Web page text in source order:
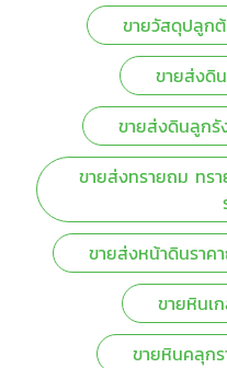
ขายวัสดุปลูก
ขายส่งดิ
ขายส่งดินลูกรั
ขายส่งทรายถม ทร
ขายส่งหน้าดินราค
ขายหินเ
ขายหินคลุก